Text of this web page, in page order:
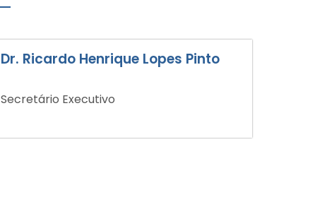
Dr. Ricardo Henrique Lopes Pinto
Secretário Executivo